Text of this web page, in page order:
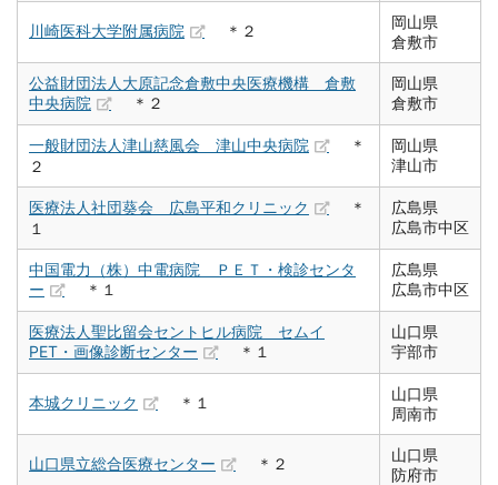
川崎医科大学附属病院 ＊２
岡山県
倉敷市
公益財団法人大原記念倉敷中央医療機構 倉敷
中央病院
＊２
岡山県
倉敷市
一般財団法人津山慈風会 津山中央病院
＊
２
岡山県
津山市
医療法人社団葵会 広島平和クリニック
＊
１
広島県
広島市中区
中国電力（株）中電病院 ＰＥＴ・検診センタ
ー
＊１
広島県
広島市中区
医療法人聖比留会セントヒル病院 セムイ
PET・画像診断センター
＊１
山口県
宇部市
本城クリニック ＊１
山口県
周南市
山口県立総合医療センター ＊２
山口県
防府市